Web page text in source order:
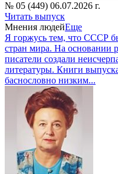
№ 05 (449) 06.07.2026 г.
Читать выпуск
Мнения людейЕще
Я горжусь тем, что СССР
стран мира. На основании
писатели создали
литературы. Книги
баснословно низким...